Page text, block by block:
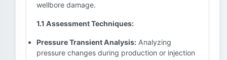
wellbore damage.
1.1 Assessment Techniques:
Pressure Transient Analysis: Analyzing
pressure changes during production or injection